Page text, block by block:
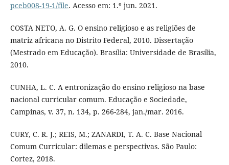
pceb008-19-1/file. Acesso em: 1.º jun. 2021.
COSTA NETO, A. G. O ensino religioso e as religiões de
matriz africana no Distrito Federal, 2010. Dissertação
(Mestrado em Educação). Brasília: Universidade de Brasília,
2010.
CUNHA, L. C. A entronização do ensino religioso na base
nacional curricular comum. Educação e Sociedade,
Campinas, v. 37, n. 134, p. 266-284, jan./mar. 2016.
CURY, C. R. J.; REIS, M.; ZANARDI, T. A. C. Base Nacional
Comum Curricular: dilemas e perspectivas. São Paulo:
Cortez, 2018.